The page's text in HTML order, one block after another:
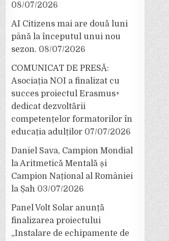
08/07/2026
AI Citizens mai are două luni
până la începutul unui nou
sezon. 08/07/2026
COMUNICAT DE PRESĂ:
Asociația NOI a finalizat cu
succes proiectul Erasmus+
dedicat dezvoltării
competențelor formatorilor în
educația adulților 07/07/2026
Daniel Sava, Campion Mondial
la Aritmetică Mentală și
Campion Național al României
la Șah 03/07/2026
Panel Volt Solar anunță
finalizarea proiectului
„Instalare de echipamente de